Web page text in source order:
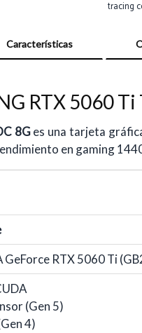
tracing
Características
RTX 5060
8Ges una tarjeta
en gaming
GeForce RTX 5060 Ti
(Gen 5)
4)